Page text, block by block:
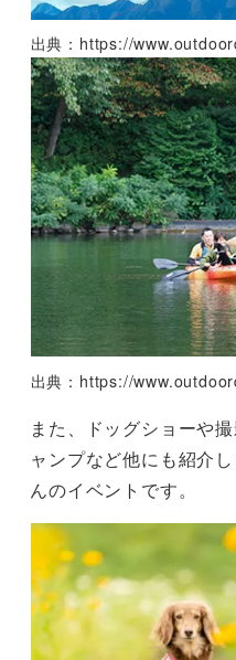
出典：https://
出典：https://
また、ドッグショーや
ャンプなど他にも紹介
んのイベントです。